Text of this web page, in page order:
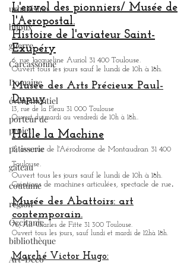
urbanisme
bijoux
guerre
Carcassonne
Domaine
évènementiel
porteur de
projet
pâtisserie
gâteau
coutume
région
Occitanie
bibliothèque
Art-Déco
La Basilique funéraire de Saint-Pierre-
des-Cuisines:
12, place Saint-Pierre 31 000 Toulouse.
L'envol des pionniers/ Musée de
l'Aeropostal.
Histoire de l'aviateur Saint-
Exupéry
6, rue Jacqueline Auriol 31 400 Toulouse.
Ouvert tous les jours sauf le lundi de 10h à 18h.
Musée des Arts Précieux Paul-
Dupuy
13, rue de la Pleau 31 000 Toulouse
Ouvert du mardi au vendredi de 10h à 18h..
Halle la Machine
3, avenue de l'Aérodrome de Montaudran 31 400
Ouvert tous les jours sauf le lundi de 10h à 18h.
Créations de machines articulées, spectacle de rue
Musée des Abattoirs: art
contemporain.
76, All. Charles de Fitte 31 300 Toulouse.
Ouvert tous les jours, sauf lundi et mardi de 12hà 18h.